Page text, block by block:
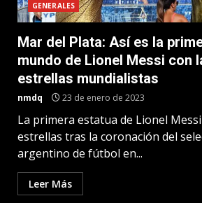
GENERALES
Mar del Plata: Así es la
mundo de Lionel Messi con
estrellas mundialistas
nmdq 23 de enero de 2023
La primera estatua de Lionel
estrellas tras la coronación del
argentino de fútbol en...
Leer Más